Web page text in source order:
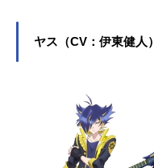
ヤス（CV：伊東健人）